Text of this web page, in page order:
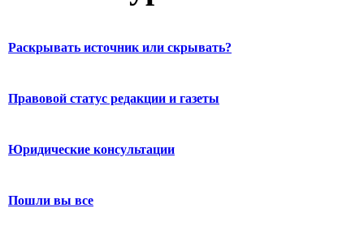
Раскрывать источник или скрывать?
Правовой статус редакции и газеты
Юридические консультации
Пошли вы все